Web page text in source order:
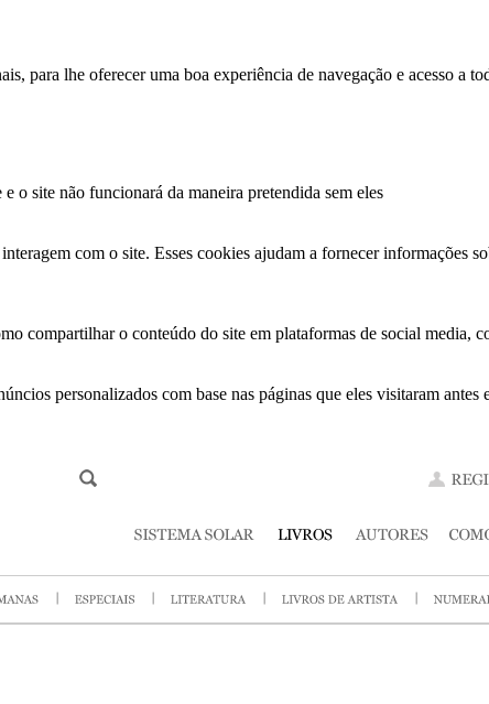
para lhe oferecer uma boa experiência de navegação e acesso a
o site não funcionará da maneira pretendida sem eles
com o site. Esses cookies ajudam a fornecer informações
compartilhar o conteúdo do site em plataformas de social media,
personalizados com base nas páginas que eles visitaram